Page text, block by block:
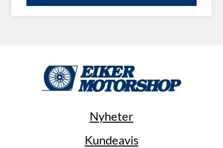
Nyheter
Kundeavis